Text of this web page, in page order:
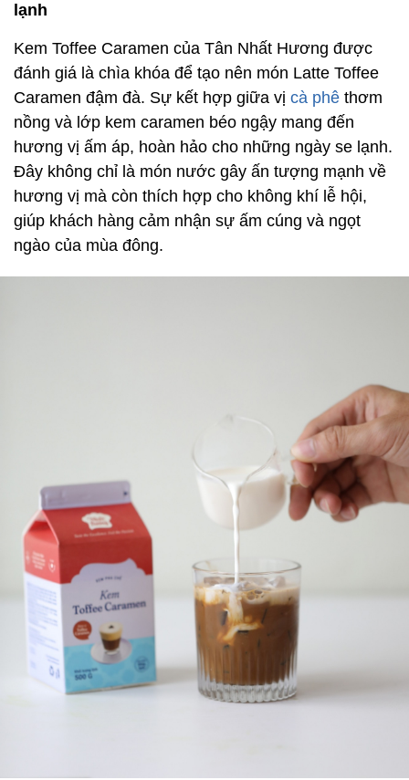
lạnh
Kem Toffee Caramen của Tân Nhất Hương được
đánh giá là chìa khóa để tạo nên món Latte Toffee
Caramen đậm đà. Sự kết hợp giữa vị cà phê thơm
nồng và lớp kem caramen béo ngậy mang đến
hương vị ấm áp, hoàn hảo cho những ngày se lạnh.
Đây không chỉ là món nước gây ấn tượng mạnh về
hương vị mà còn thích hợp cho không khí lễ hội,
giúp khách hàng cảm nhận sự ấm cúng và ngọt
ngào của mùa đông.